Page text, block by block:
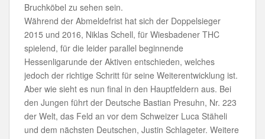
Bruchköbel zu sehen sein.
Während der Abmeldefrist hat sich der Doppelsieger
2015 und 2016, Niklas Schell, für Wiesbadener THC
spielend, für die leider parallel beginnende
Hessenligarunde der Aktiven entschieden, welches
jedoch der richtige Schritt für seine Weiterentwicklung ist.
Aber wie sieht es nun final in den Hauptfeldern aus. Bei
den Jungen führt der Deutsche Bastian Presuhn, Nr. 223
der Welt, das Feld an vor dem Schweizer Luca Stäheli
und dem nächsten Deutschen, Justin Schlageter. Weitere